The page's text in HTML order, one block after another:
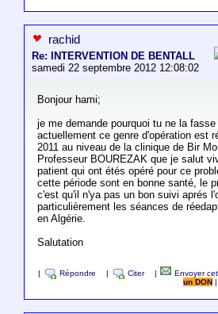
rachid
Re: INTERVENTION DE BENTALL
samedi 22 septembre 2012 12:08:02
Bonjour hami;
je me demande pourquoi tu ne la
actuellement ce genre d'opération est
2011 au niveau de la clinique de Bir
Professeur BOUREZAK que je salut
patient qui ont étés opéré pour ce
cette période sont en bonne santé, le
c'est qu'il n'ya pas un bon suivi aprés
particulièrement les séances de
en Algérie.
Salutation
Répondre Citer Envoyer
un DON